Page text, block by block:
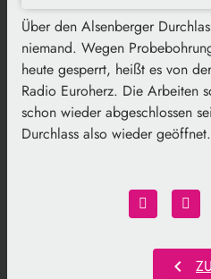
Über den Alsenberger
niemand. Wegen
heute gesperrt, heißt es von
Radio Euroherz. Die Arbeiten
schon wieder abgeschlossen
Durchlass also wieder geöffnet.
chevron_left